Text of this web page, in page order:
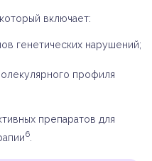
включает:
генетических нарушений;
профиля
препаратов для
6